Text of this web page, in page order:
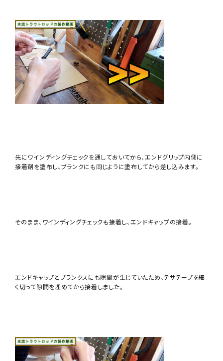
先にワインディングチェックを通しておいてから、エンドグリップ内側に
接着剤を塗布し、ブランクにも同じように塗布してから差し込みます。
そのまま、ワインディングチェックも接着し、エンドキャップの接着。
エンドキャップとブランクスにも隙間が生じていたため、テサテープを細
く切って隙間を埋めてから接着しました。